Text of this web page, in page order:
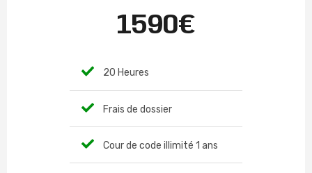
1590€
20 Heures
Frais de dossier
Cour de code illimité 1 ans